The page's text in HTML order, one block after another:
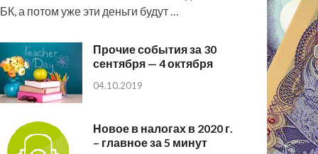
а потом уже эти деньги будут …
Прочие события за 30
сентября — 4 октября
04.10.2019
Новое в налогах в 2020 г.
– главное за 5 минут